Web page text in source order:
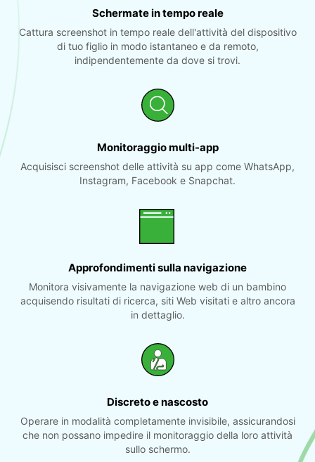
Schermate in tempo reale
Cattura screenshot in tempo reale dell'attività del dispositivo
di tuo figlio in modo istantaneo e da remoto,
indipendentemente da dove si trovi.
Monitoraggio multi-app
Acquisisci screenshot delle attività su app come WhatsApp,
Instagram, Facebook e Snapchat.
Approfondimenti sulla navigazione
Monitora visivamente la navigazione web di un bambino
acquisendo risultati di ricerca, siti Web visitati e altro ancora
in dettaglio.
Discreto e nascosto
Operare in modalità completamente invisibile, assicurandosi
che non possano impedire il monitoraggio della loro attività
sullo schermo.